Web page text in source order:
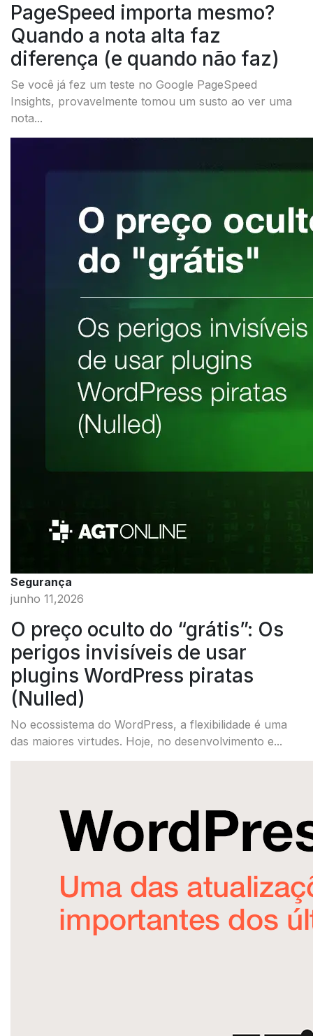
PageSpeed importa mesmo?
Quando a nota alta faz
diferença (e quando não faz)
Se você já fez um teste no Google PageSpeed
Insights, provavelmente tomou um susto ao ver uma
nota...
Segurança
junho 11,2026
O preço oculto do “grátis”: Os
perigos invisíveis de usar
plugins WordPress piratas
(Nulled)
No ecossistema do WordPress, a flexibilidade é uma
das maiores virtudes. Hoje, no desenvolvimento e...